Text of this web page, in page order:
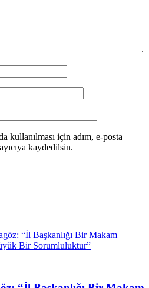
kullanılması için adım, e-posta
kaydedilsin.